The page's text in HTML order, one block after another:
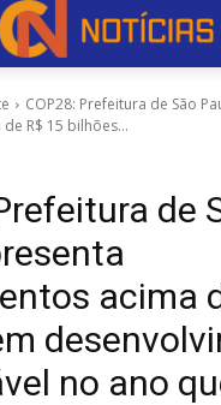
COP28: Prefeitura de São
R$ 15 bilhões...
de
acima
no ano